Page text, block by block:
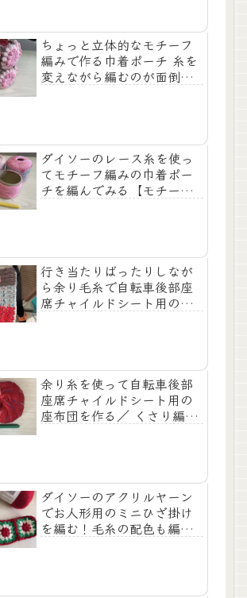
ちょっと立体的なモチーフ
編みで作る巾着ポーチ 糸を
変えながら編むのが面倒な
ダイソーのレース糸を使っ
てモチーフ編みの巾着ポー
チを編んでみる【モチーフ
行き当たりばったりしなが
ら余り毛糸で自転車後部座
席チャイルドシート用のミ
余り糸を使って自転車後部
座席チャイルドシート用の
座布団を作る／ くさり編み
ニ座布団・前編】
ダイソーのアクリルヤーン
でお人形用のミニひざ掛け
を編む！毛糸の配色も編み